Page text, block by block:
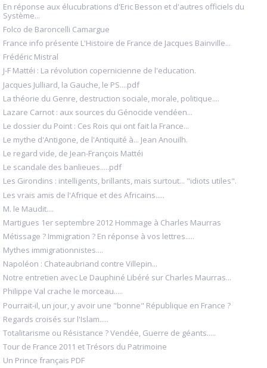
En réponse aux élucubrations d'Eric Besson et d'autres officiels du
Système...
Folco de Baroncelli Camargue
France info présente L'Histoire de France de Jacques Bainville...
Frédéric Mistral
J-F Mattéi : La révolution copernicienne de l'education.
Jacques Julliard, la Gauche, le PS....pdf
La théorie du Genre, destruction sociale, morale, politique....
Lazare Carnot : aux sources du Génocide vendéen...
Le dossier du Point : Ces Rois qui ont fait la France...
Le mythe d'Antigone, de l'Antiquité à... Jean Anouilh.
Le regard vide, de Jean-François Mattéi
Le scandale des banlieues.....pdf
Les Girondins : intelligents, brillants, mais surtout... "idiots utiles".
Les vrais amis de l'Afrique et des Africains.....
M. le Maudit....
Martigues 1er septembre 2012 Hommage à Charles Maurras
Métissage ? Immigration ? En réponse à vos lettres.....
Mythes immigrationnistes....
Napoléon : Chateaubriand contre Villepin...
Notre entretien avec Le Dauphiné Libéré sur Charles Maurras...
Philippe Val crache le morceau.....
Pourrait-il, un jour, y avoir une "bonne" République en France ?
Regards croisés sur l'Islam.....
Totalitarisme ou Résistance ? Vendée, Guerre de géants.....
Tour de France 2011 et Trésors du Patrimoine
Un Prince français PDF